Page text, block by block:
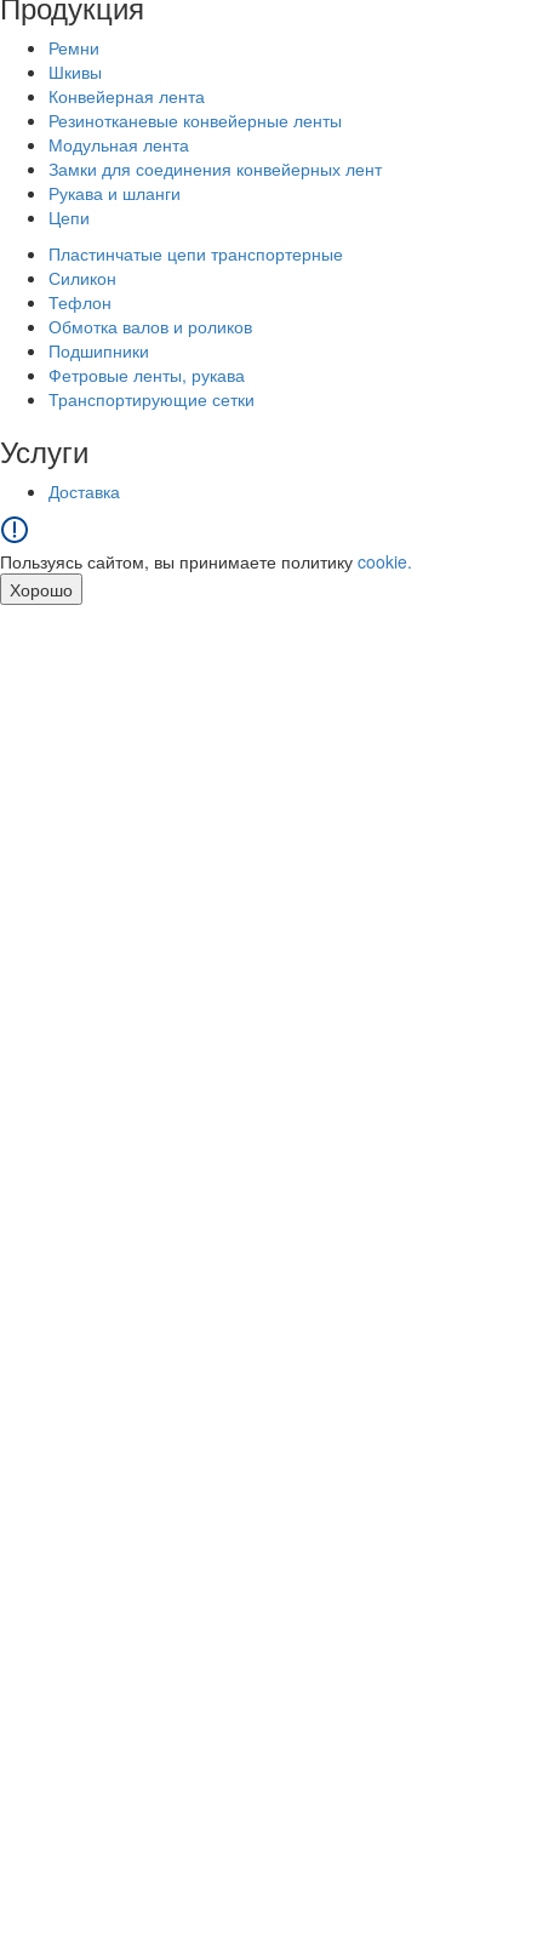
Ремни
Шкивы
Конвейерная лента
Резинотканевые конвейерные ленты
Модульная лента
Замки для соединения конвейерных лент
Рукава и шланги
Цепи
Пластинчатые цепи транспортерные
Силикон
Тефлон
Обмотка валов и роликов
Подшипники
Фетровые ленты, рукава
Транспортирующие сетки
Услуги
Доставка
Пользуясь сайтом, вы принимаете политику cookie.
Хорошо